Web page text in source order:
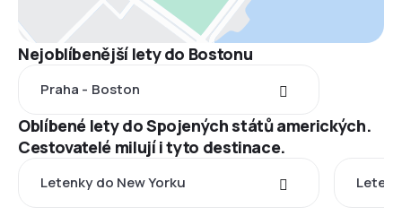
Nejoblíbenější lety do Bostonu
Praha - Boston
Oblíbené lety do Spojených států amerických.
Cestovatelé milují i tyto destinace.
Letenky do New Yorku